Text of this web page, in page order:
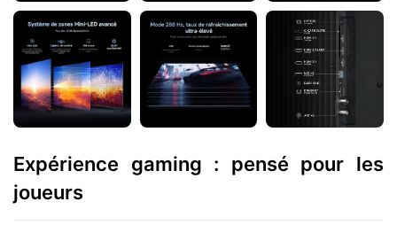
Expérience gaming : pensé pour les
joueurs